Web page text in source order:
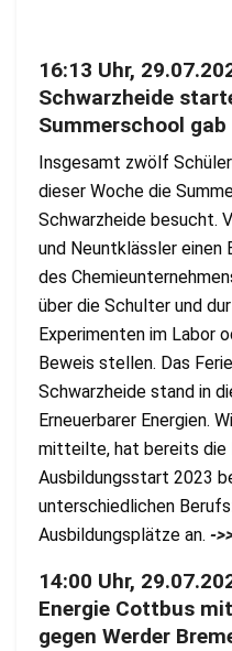
16:13 Uhr,
Schwarzheide
Summerschool
Insgesamt zwölf
dieser Woche die
Schwarzheide besucht.
und Neuntklässler einen
des
über die Schulter und
Experimenten im Labor
Beweis stellen. Das
Schwarzheide stand in
Erneuerbarer Energien.
mitteilte, hat bereits die
Ausbildungsstart 2023
unterschiedlichen
Ausbildungsplätze an. -
14:00 Uhr,
Energie Cottbus
gegen Werder